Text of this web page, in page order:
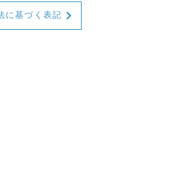
に基づく表記